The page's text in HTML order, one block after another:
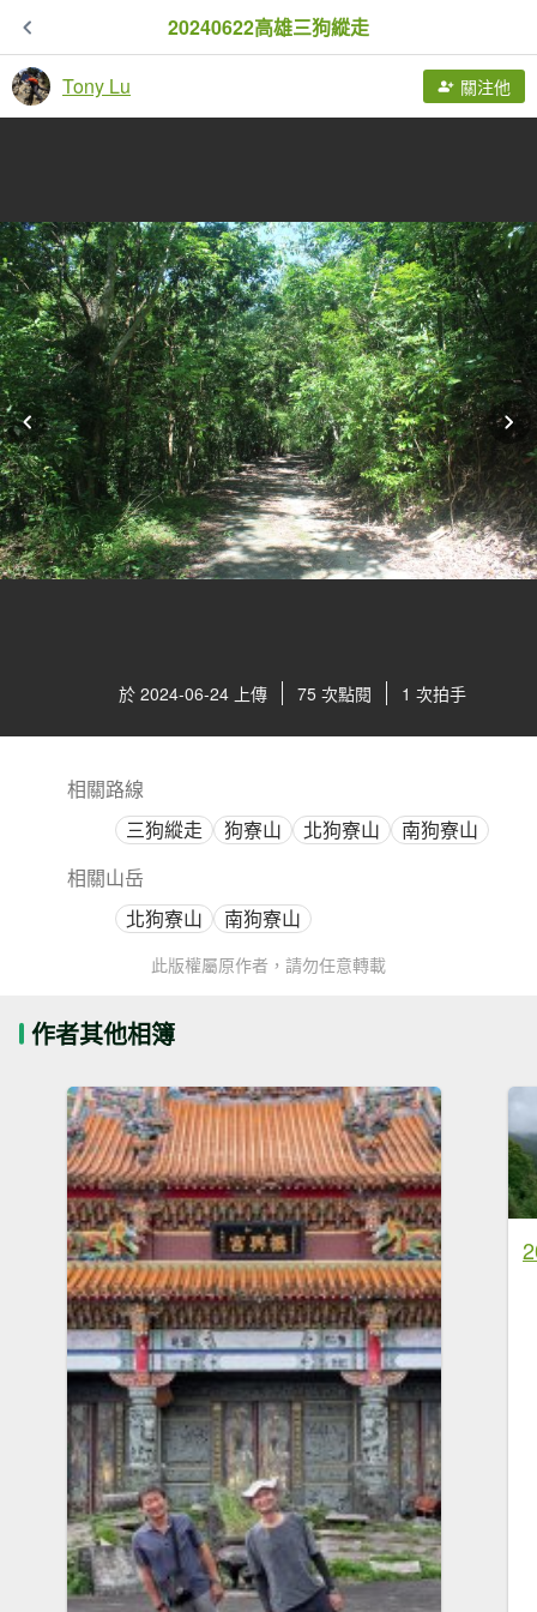
20240622高雄三狗縱走
Tony Lu 關注他
於 2024-06-24 上傳 75 次點閱 1 次拍手
相關路線
三狗縱走
狗寮山 北狗寮山
南狗寮山
相關山岳
北狗寮山
南狗寮山
此版權屬原作者，請勿任意轉載
作者其他相簿